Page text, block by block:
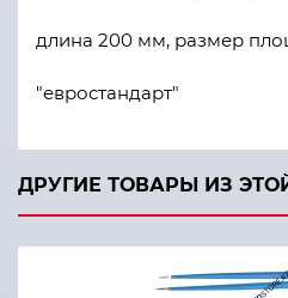
длина 200 мм, размер
"евростандарт"
ДРУГИЕ ТОВАРЫ ИЗ